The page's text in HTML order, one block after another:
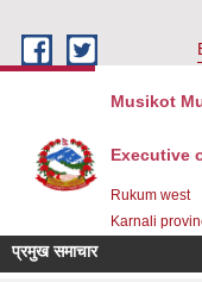
Musikot
Executive
Rukum west
Karnali
प्रमुख समाचार